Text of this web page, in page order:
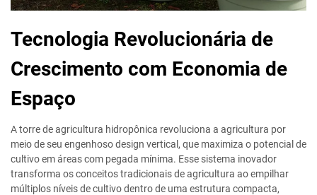
Tecnologia Revolucionária de
Crescimento com Economia de
Espaço
A torre de agricultura hidropônica revoluciona a agricultura por
meio de seu engenhoso design vertical, que maximiza o potencial de
cultivo em áreas com pegada mínima. Esse sistema inovador
transforma os conceitos tradicionais de agricultura ao empilhar
múltiplos níveis de cultivo dentro de uma estrutura compacta,